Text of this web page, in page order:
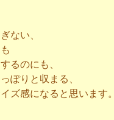
ない、
るのにも、
ぽりと収まる、
ズ感になると思います。